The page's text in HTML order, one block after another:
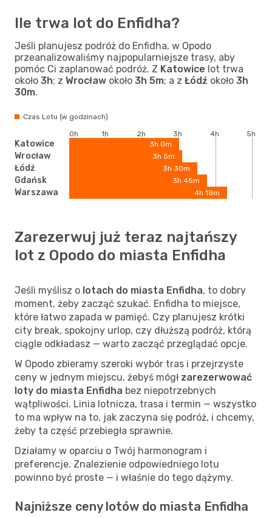
Ile trwa lot do Enfidha?
Jeśli planujesz podróż do Enfidha, w Opodo
przeanalizowaliśmy najpopularniejsze trasy, aby
pomóc Ci zaplanować podróż. Z Katowice lot trwa
około 3h; z Wrocław około 3h 5m; a z Łódź około 3h
30m.
Czas Lotu (w godzinach)
Katowice
Wrocław
Łódź
Gdańsk
Warszawa
0h 1h 2h 3h 4h
5h
3h 0m
3h 5m
3h 30m
3h 45m
4h 18m
Zarezerwuj już teraz najtańszy
lot z Opodo do miasta Enfidha
Jeśli myślisz o lotach do miasta Enfidha, to dobry
moment, żeby zacząć szukać. Enfidha to miejsce,
które łatwo zapada w pamięć. Czy planujesz krótki
city break, spokojny urlop, czy dłuższą podróż, którą
ciągle odkładasz — warto zacząć przeglądać opcje.
W Opodo zbieramy szeroki wybór tras i przejrzyste
ceny w jednym miejscu, żebyś mógł zarezerwować
loty do miasta Enfidha bez niepotrzebnych
wątpliwości. Linia lotnicza, trasa i termin — wszystko
to ma wpływ na to, jak zaczyna się podróż, i chcemy,
żeby ta część przebiegła sprawnie.
Działamy w oparciu o Twój harmonogram i
preferencje. Znalezienie odpowiedniego lotu
powinno być proste — i właśnie do tego dążymy.
Najniższe ceny lotów do miasta Enfidha